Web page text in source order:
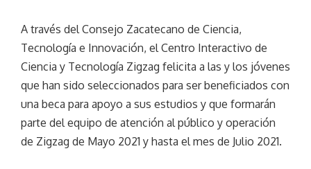
A través del Consejo Zacatecano de Ciencia,
Tecnología e Innovación, el Centro Interactivo de
Ciencia y Tecnología Zigzag felicita a las y los jóvenes
que han sido seleccionados para ser beneficiados con
una beca para apoyo a sus estudios y que formarán
parte del equipo de atención al público y operación
de Zigzag de Mayo 2021 y hasta el mes de Julio 2021.